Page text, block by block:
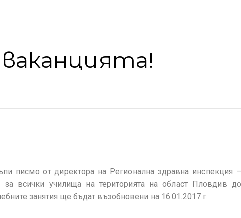
писмо от директора на Регионална здравна инспекция –
всички училища на територията на област Пловдив до
занятия ще бъдат възобновени на 16.01.2017 г.